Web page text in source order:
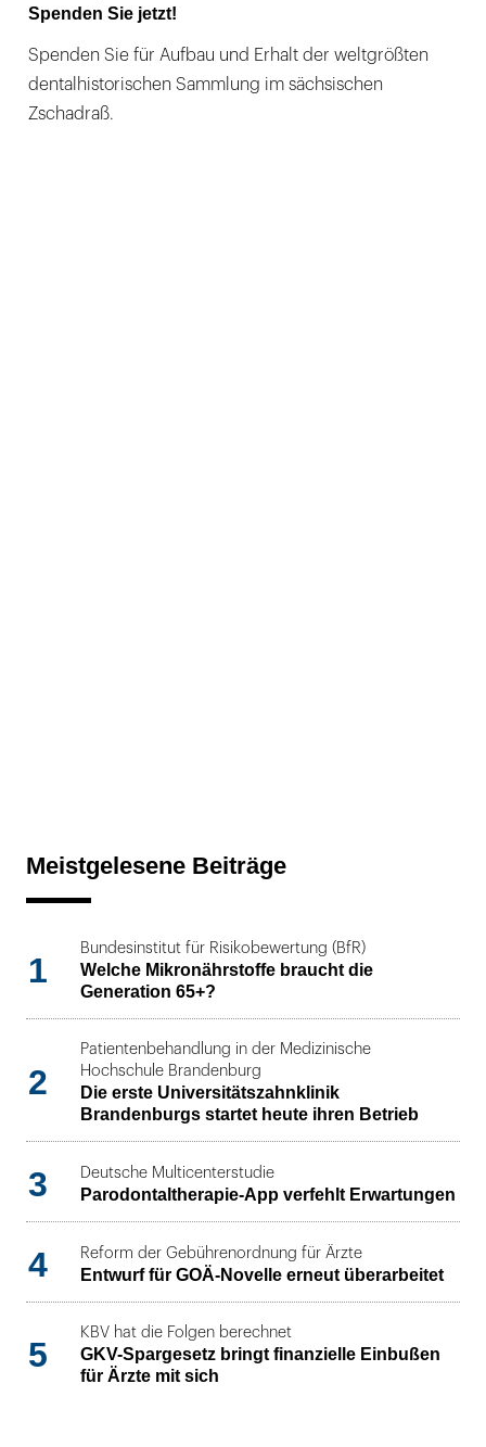
Spenden Sie jetzt!
Spenden Sie für Aufbau und Erhalt der weltgrößten
dentalhistorischen Sammlung im sächsischen
Zschadraß.
Meistgelesene Beiträge
1
Bundesinstitut für Risikobewertung (BfR)
Welche Mikronährstoffe braucht die
Generation 65+?
2
Patientenbehandlung in der Medizinische
Hochschule Brandenburg
Die erste Universitätszahnklinik
Brandenburgs startet heute ihren Betrieb
3 Deutsche Multicenterstudie
Parodontaltherapie-App verfehlt Erwartungen
4 Reform der Gebührenordnung für Ärzte
Entwurf für GOÄ-Novelle erneut überarbeitet
5
KBV hat die Folgen berechnet
GKV-Spargesetz bringt finanzielle Einbußen
für Ärzte mit sich